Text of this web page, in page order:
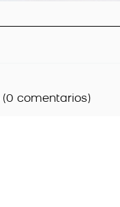
(0 comentarios)